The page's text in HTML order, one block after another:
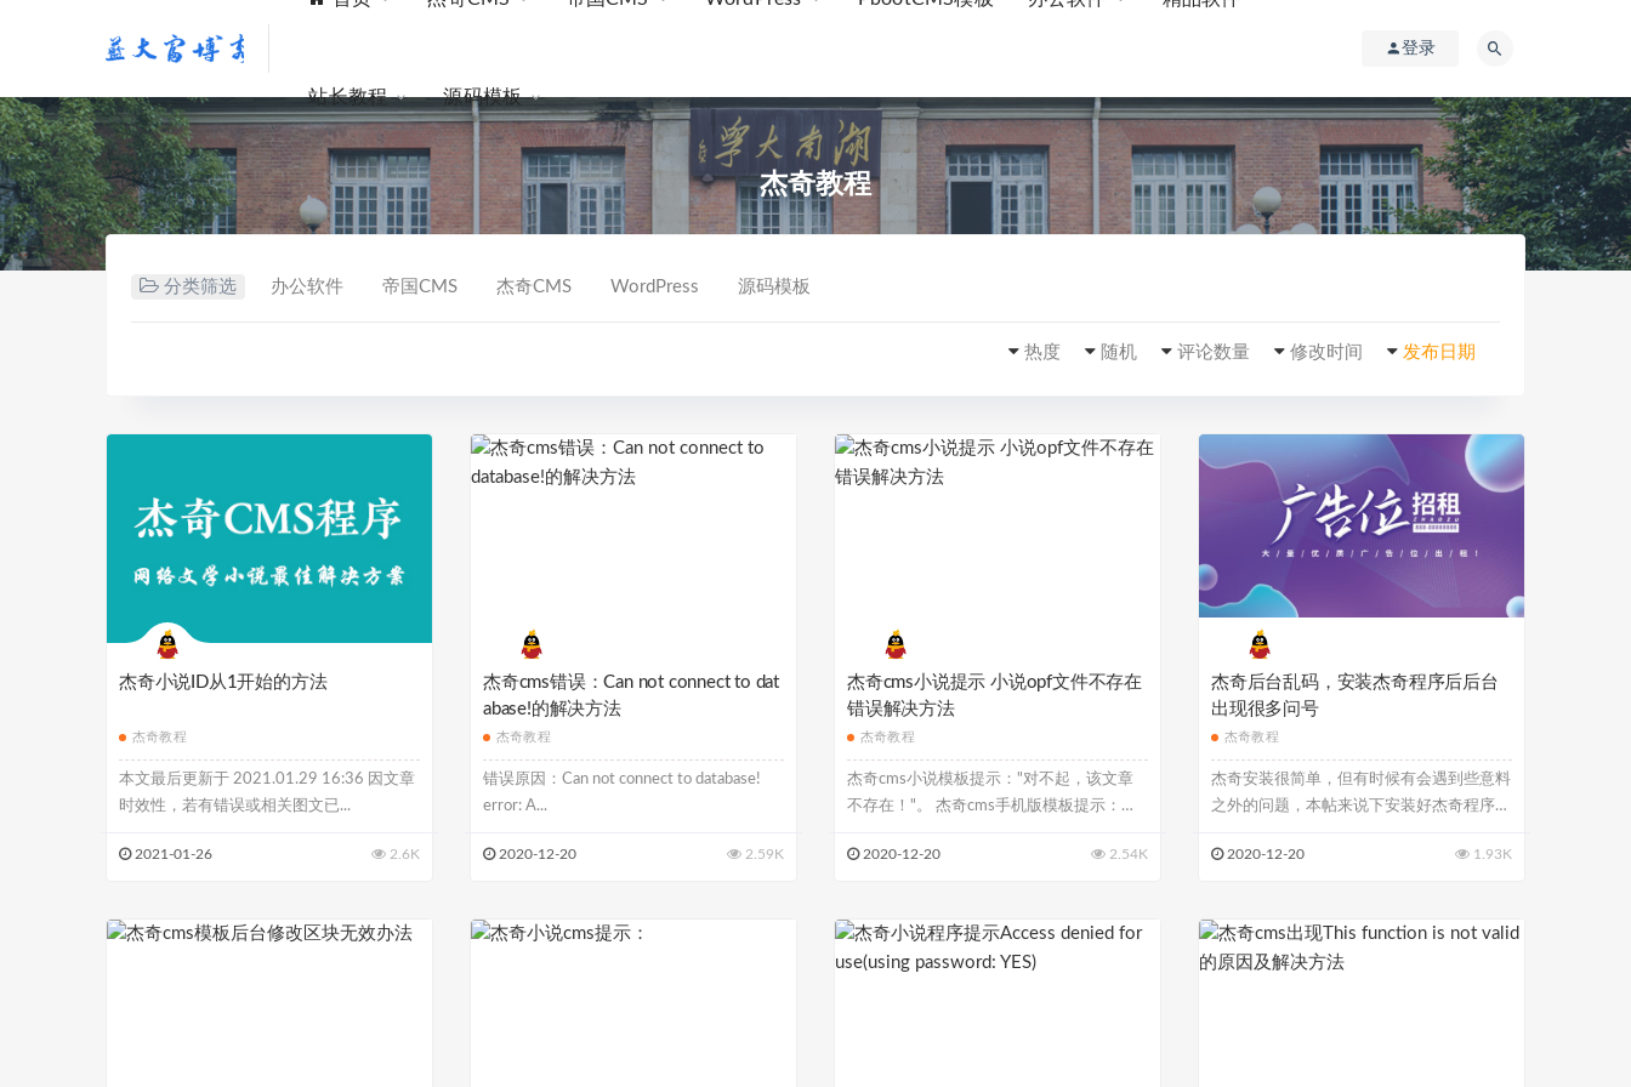
站长教程 源码模板
登录
杰奇教程
分类筛选 办公软件 帝国CMS 杰奇CMS WordPress 源码模板
发布日期
修改时间
评论数量
随机
热度
杰奇小说ID从1开始的方法
杰奇教程
本文最后更新于 2021.01.29 16:36 因文章
时效性，若有错误或相关图文已...
2021-01-26 2.6K
杰奇cms错误：Can not connect to dat
abase!的解决方法
杰奇教程
错误原因：Can not connect to database!
error: A...
2020-12-20 2.59K
杰奇cms小说提示 小说opf文件不存在
错误解决方法
杰奇教程
杰奇cms小说模板提示："对不起，该文章
不存在！"。 杰奇cms手机版模板提示：小
2020-12-20 2.54K
杰奇后台乱码，安装杰奇程序后后台
出现很多问号
杰奇教程
杰奇安装很简单，但有时候有会遇到些意料
之外的问题，本帖来说下安装好杰奇程序，
2020-12-20 1.93K